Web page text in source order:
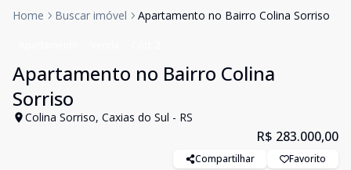
Home Buscar imóvel Apartamento no Bairro Colina Sorriso
Apartamento no Bairro Colina
Sorriso
Colina Sorriso, Caxias do Sul - RS
R$ 283.000,00
Compartilhar Favorito